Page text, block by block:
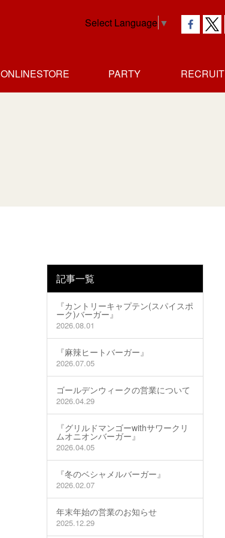
Select Language ▼
ONLINESTORE PARTY RECRUIT
記事一覧
『カントリーキャプテン(スパイスポ
ーク)バーガー』
2026.08.01
『麻辣ヒートバーガー』
2026.07.05
ゴールデンウィークの営業について
2026.04.29
『グリルドマンゴーwithサワークリ
ムオニオンバーガー』
2026.04.05
『冬のベシャメルバーガー』
2026.02.07
年末年始の営業のお知らせ
2025.12.29